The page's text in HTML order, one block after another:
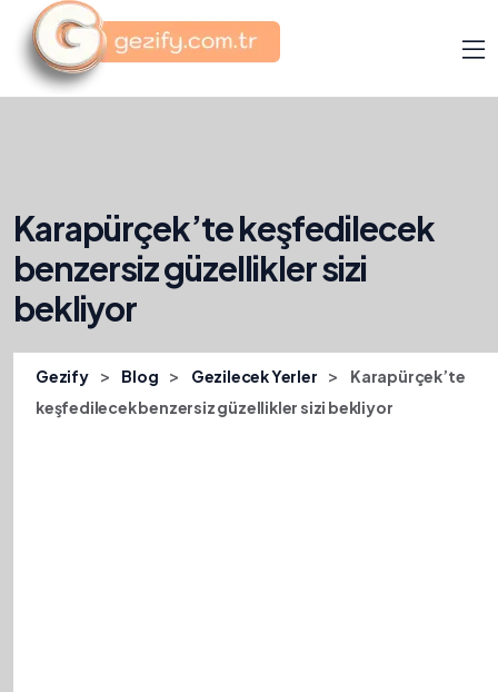
Karapürçek’te keşfedilecek
benzersiz güzellikler sizi
bekliyor
Gezify > Blog > Gezilecek Yerler >
Karapürçek’te
keşfedilecek benzersiz güzellikler sizi bekliyor